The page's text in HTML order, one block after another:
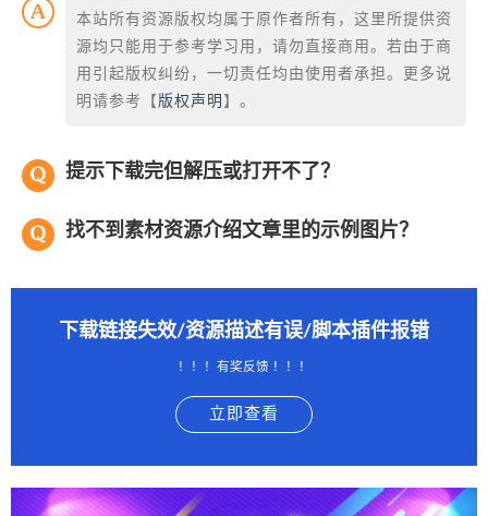
本站所有资源版权均属于原作者所有，这里所提供资
源均只能用于参考学习用，请勿直接商用。若由于商
用引起版权纠纷，一切责任均由使用者承担。更多说
明请参考【 版权声明 】。
提示下载完但解压或打开不了？
找不到素材资源介绍文章里的示例图片？
下载链接失效/资源描述有误/脚本插件报错
！！！有奖反馈 ！！！
立即查看